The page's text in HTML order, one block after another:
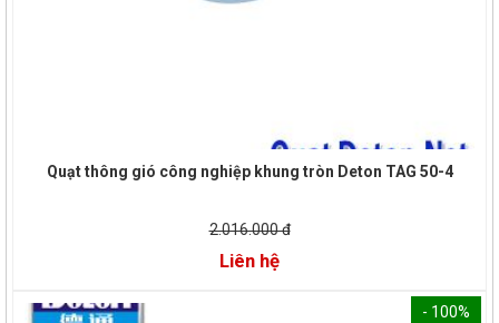
Quạt thông gió công nghiệp khung tròn Deton TAG 50-4
2.016.000 đ
Liên hệ
- 100%